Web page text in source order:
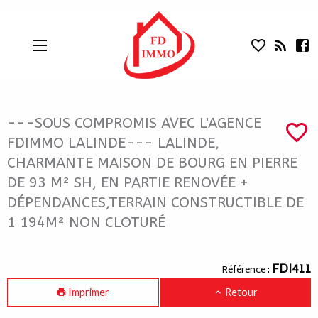
---SOUS COMPROMIS AVEC
Liens
---SOUS COMPROMIS AVEC L'AGENCE
FDIMMO LALINDE--- LALINDE,
CHARMANTE MAISON DE BOURG EN PIERRE
DE 93 M² SH, EN PARTIE RENOVÉE +
DÉPENDANCES,TERRAIN CONSTRUCTIBLE DE
1 194M² NON CLOTURÉ
Référence : FDI411
Imprimer Retour